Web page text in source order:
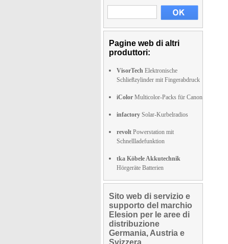
Pagine web di altri
produttori:
VisorTech Elektronische
Schließzylinder mit Fingerabdruck
iColor Multicolor-Packs für Canon
infactory Solar-Kurbelradios
revolt Powerstation mit
Schnellladefunktion
tka Köbele Akkutechnik
Hörgeräte Batterien
Sito web di servizio e
supporto del marchio
Elesion per le aree di
distribuzione
Germania, Austria e
Svizzera